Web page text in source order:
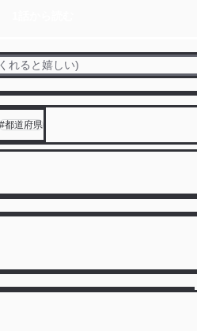
れると嬉しい)
#都道府県